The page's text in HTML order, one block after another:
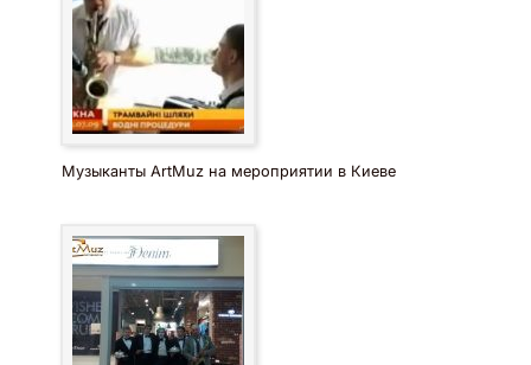
Музыканты ArtMuz на мероприятии в Киеве